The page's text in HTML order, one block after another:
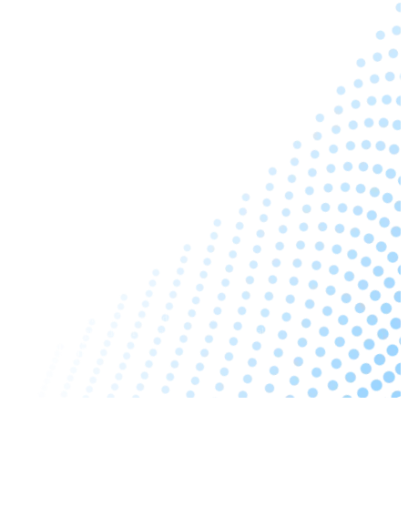
© 2026 Webtools. Todos los derechos reservados.
Política de cookies· Aviso legal